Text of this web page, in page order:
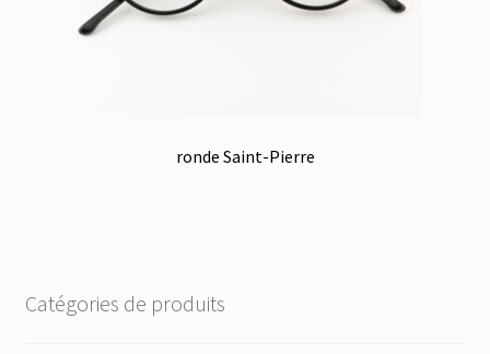
ronde Saint-Pierre
Catégories de produits